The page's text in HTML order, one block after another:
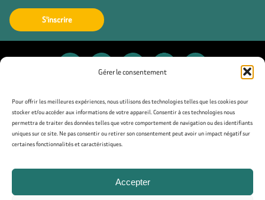
Gérer le consentement
Pour offrir les meilleures expériences, nous utilisons des technologies telles que les cookies pour
stocker et/ou accéder aux informations de votre appareil. Consentir à ces technologies nous
permettra de traiter des données telles que votre comportement de navigation ou des identifiants
uniques sur ce site. Ne pas consentir ou retirer son consentement peut avoir un impact négatif sur
certaines fonctionnalités et caractéristiques.
Accepter
S'inscrire
Contact
Presse
Politique de confidentialité